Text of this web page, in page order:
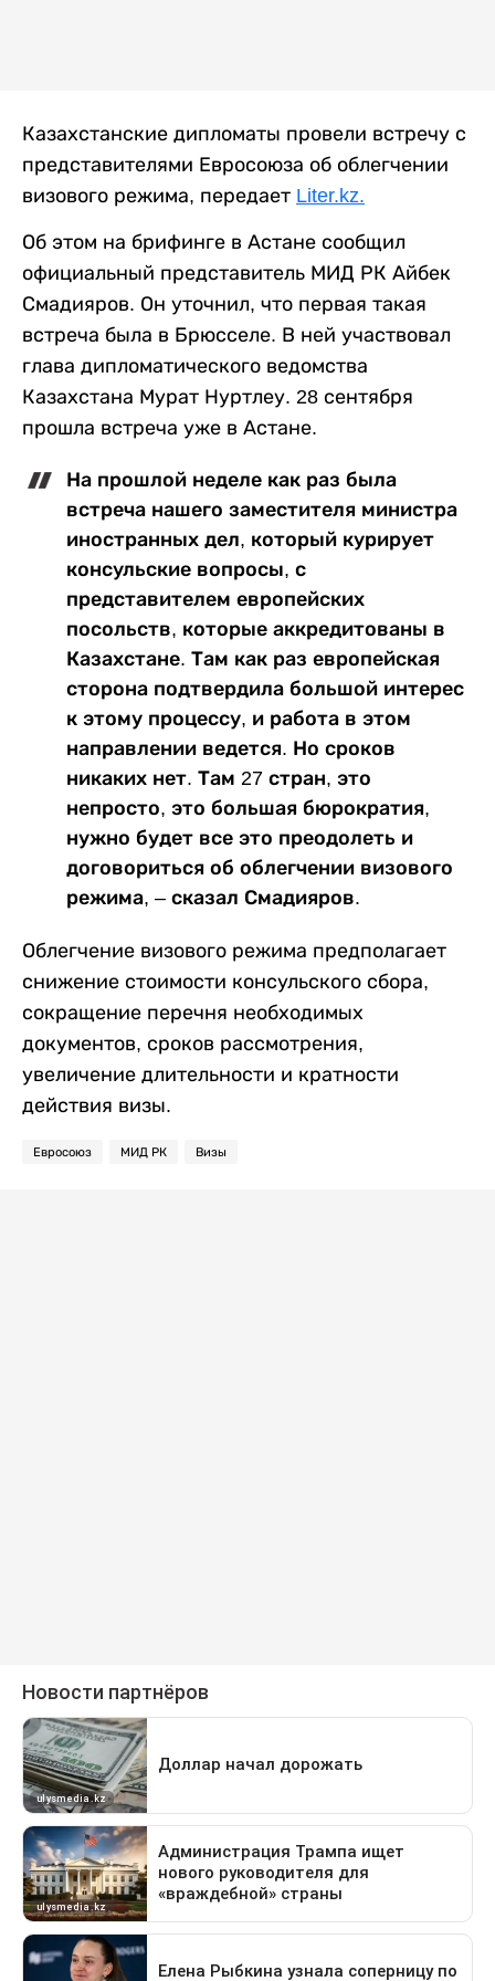
Казахстанские дипломаты провели встречу с
представителями Евросоюза об облегчении
визового режима, передает Liter.kz.
Об этом на брифинге в Астане сообщил
официальный представитель МИД РК Айбек
Смадияров. Он уточнил, что первая такая
встреча была в Брюсселе. В ней участвовал
глава дипломатического ведомства
Казахстана Мурат Нуртлеу. 28 сентября
прошла встреча уже в Астане.
На прошлой неделе как раз была
встреча нашего заместителя министра
иностранных дел, который курирует
консульские вопросы, с
представителем европейских
посольств, которые аккредитованы в
Казахстане. Там как раз европейская
сторона подтвердила большой интерес
к этому процессу, и работа в этом
направлении ведется. Но сроков
никаких нет. Там 27 стран, это
непросто, это большая бюрократия,
нужно будет все это преодолеть и
договориться об облегчении визового
режима, – сказал Смадияров.
Облегчение визового режима предполагает
снижение стоимости консульского сбора,
сокращение перечня необходимых
документов, сроков рассмотрения,
увеличение длительности и кратности
действия визы.
Евросоюз МИД РК Визы